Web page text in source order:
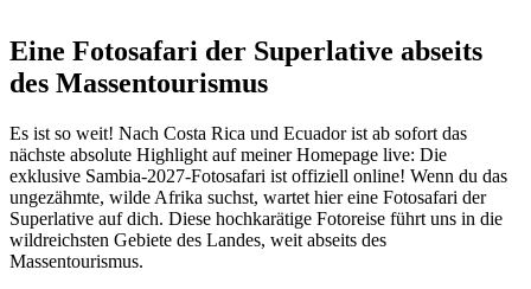
Eine Fotosafari der Superlative abseits
des Massentourismus
Es ist so weit! Nach Costa Rica und Ecuador ist ab sofort das
nächste absolute Highlight auf meiner Homepage live: Die
exklusive Sambia-2027-Fotosafari ist offiziell online! Wenn du das
ungezähmte, wilde Afrika suchst, wartet hier eine Fotosafari der
Superlative auf dich. Diese hochkarätige Fotoreise führt uns in die
wildreichsten Gebiete des Landes, weit abseits des
Massentourismus.